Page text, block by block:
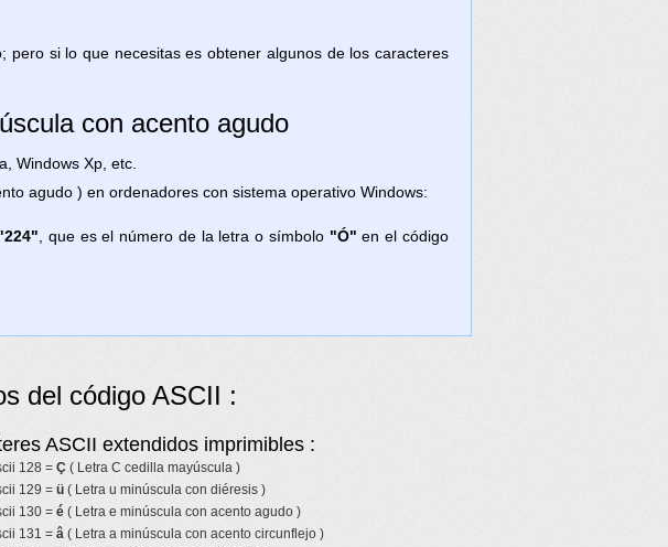
si lo que necesitas es obtener algunos de los caracteres
con acento agudo
Windows Xp, etc.
agudo ) en ordenadores con sistema operativo Windows:
, que es el número de la letra o símbolo "Ó" en el código
del código ASCII :
ASCII extendidos imprimibles :
128 = Ç ( Letra C cedilla mayúscula )
129 = ü ( Letra u minúscula con diéresis )
130 = é ( Letra e minúscula con acento agudo )
131 = â ( Letra a minúscula con acento circunflejo )